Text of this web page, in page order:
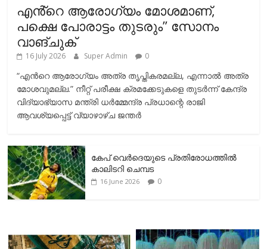
എൻ്റെ ആരോഗ്യം മോശമാണ്,
പക്ഷെ പോരാട്ടം തുടരും” സോനം
വാങ്ചുക്
16 July 2026 Super Admin 0
“എന്‍റെ ആരോഗ്യം അത്ര തൃപ്തികരമല്ല, എന്നാൽ അത്ര
മോശവുമല്ല.” നീറ്റ് പരീക്ഷ ക്രമക്കേടുകളെ തുടർന്ന് കേന്ദ്ര
വിദ്യാഭ്യാസ മന്ത്രി ധർമ്മേന്ദ്ര പ്രധാന്റെ രാജി
ആവശ്യപ്പെട്ട് വ്യാഴാഴ്ച ജന്തർ
കേപ് വെര്‍ദെയുടെ പ്രതിരോധത്തില്‍
കാലിടറി ചെമ്പട
16 June 2026 0